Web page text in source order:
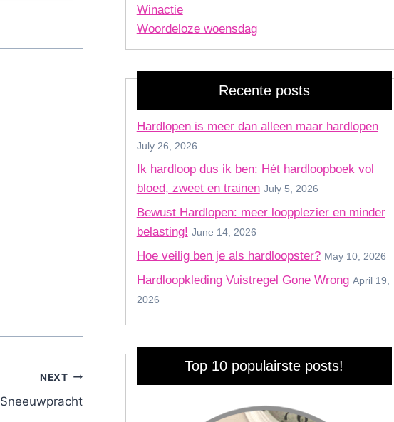
NEXT
Sneeuwpracht
Winactie
Woordeloze woensdag
Recente posts
Hardlopen is meer dan alleen maar hardlopen
July 26, 2026
Ik hardloop dus ik ben: Hét hardloopboek vol
bloed, zweet en trainen July 5, 2026
Bewust Hardlopen: meer loopplezier en minder
belasting! June 14, 2026
Hoe veilig ben je als hardloopster? May 10, 2026
Hardloopkleding Vuistregel Gone Wrong April 19,
2026
Top 10 populairste posts!